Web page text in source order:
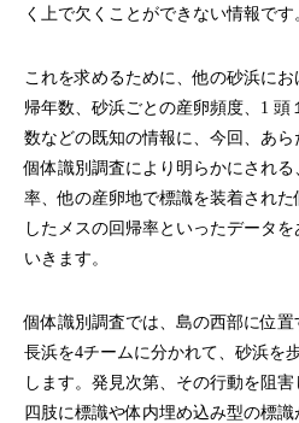
く上で欠くことができない情報です
これを求めるために、他の砂浜に
帰年数、砂浜ごとの産卵頻度、1 頭
数などの既知の情報に、今回、あ
個体識別調査により明らかにされ
率、他の産卵地で標識を装着され
したメスの回帰率といったデータ
いきます。
個体識別調査では、島の西部に位
長浜を4チームに分かれて、砂浜を
します。発見次第、その行動を阻害
四肢に標識や体内埋め込み型の標